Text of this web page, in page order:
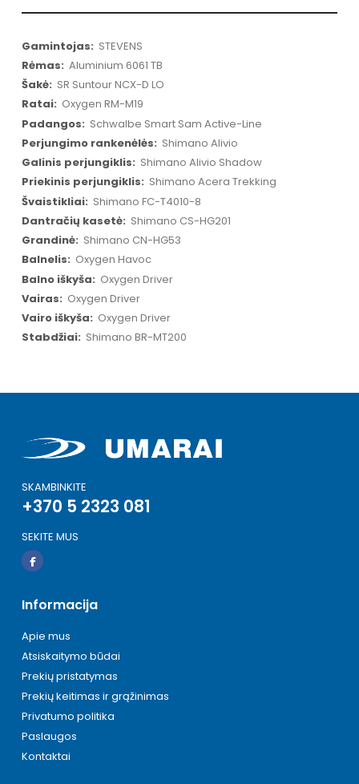
Daugiau
informacijos
STEVENS
Aluminium 6061 TB
SR Suntour NCX-D LO
Oxygen RM-M19
Schwalbe Smart Sam Active-Line
Shimano Alivio
Shimano Alivio Shadow
Shimano Acera Trekking
Shimano FC-T4010-8
Shimano CS-HG201
Shimano CN-HG53
Oxygen Havoc
Oxygen Driver
Oxygen Driver
Oxygen Driver
Shimano BR-MT200
SKAMBINKITE
+370 5 2323 081
SEKITE MUS
Informacija
Apie mus
Atsiskaitymo būdai
Prekių pristatymas
Prekių keitimas ir grąžinimas
Privatumo politika
Paslaugos
Kontaktai